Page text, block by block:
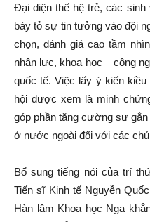
Đại diện thế hệ trẻ, các sinh
bày tỏ sự tin tưởng vào đội
chọn, đánh giá cao tầm
nhân lực, khoa học – công
quốc tế. Việc lấy ý kiến
hội được xem là minh
góp phần tăng cường sự
ở nước ngoài đối với các
Bổ sung tiếng nói của trí
Tiến sĩ Kinh tế Nguyễn
Hàn lâm Khoa học Nga